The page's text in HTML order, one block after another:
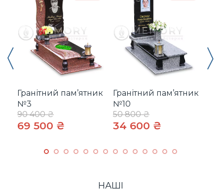
Гранітний пам’ятник
№3
90 400 ₴
69 500 ₴
Гранітний пам’ятник
№10
50 800 ₴
34 600 ₴
НАШІ